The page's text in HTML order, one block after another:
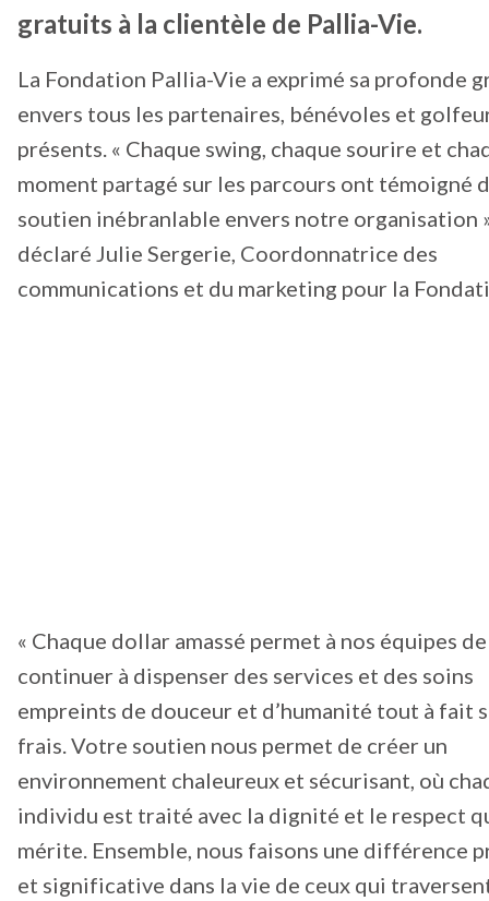
gratuits à la clientèle de Pallia-Vie.
La Fondation Pallia-Vie a exprimé sa profonde
envers tous les partenaires, bénévoles et
présents. « Chaque swing, chaque sourire et
moment partagé sur les parcours ont témoigné
soutien inébranlable envers notre organisation
déclaré Julie Sergerie, Coordonnatrice des
communications et du marketing pour la
« Chaque dollar amassé permet à nos équipes de
continuer à dispenser des services et des soins
empreints de douceur et d’humanité tout à fait
frais. Votre soutien nous permet de créer un
environnement chaleureux et sécurisant, où
individu est traité avec la dignité et le respect
mérite. Ensemble, nous faisons une différence
et significative dans la vie de ceux qui